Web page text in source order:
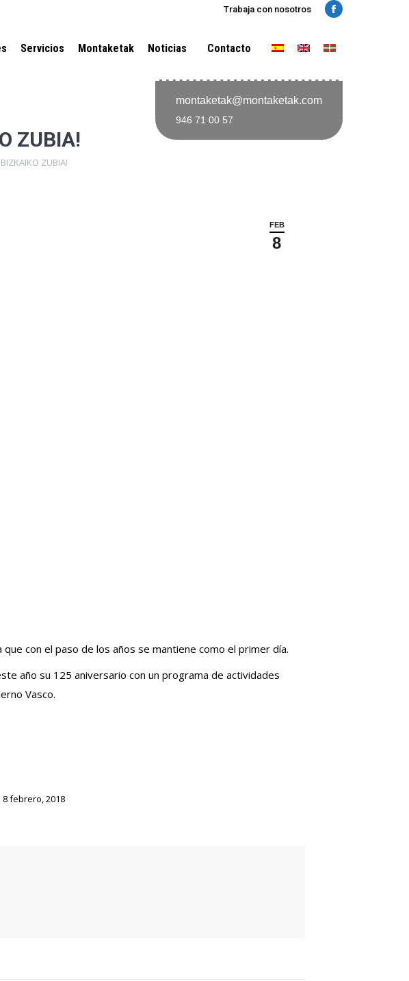
Trabaja con nosotros Facebook
Servicios Montaketak Noticias Contacto
montaketak@montaketak.com
946 71 00 57
ZUBIA!
ZUBIA!
FEB
8
con el paso de los años se mantiene como el primer día.
año su 125 aniversario con un programa de actividades
Vasco.
8 febrero, 2018